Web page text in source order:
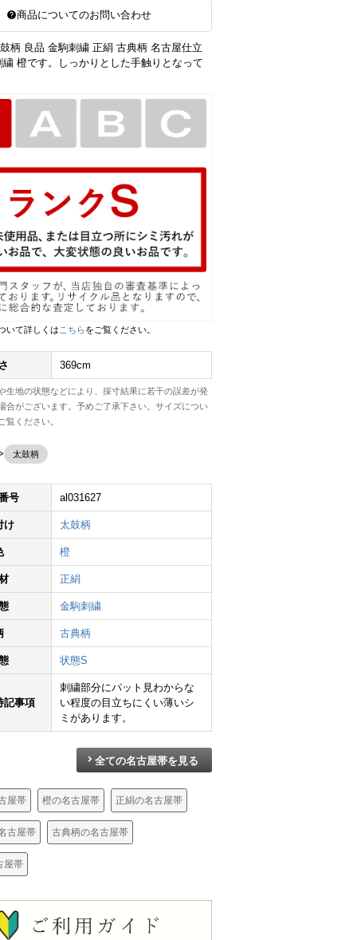
商品についてのお問い合わせ
柄 良品 金駒刺繍 正絹 古典柄 名古屋仕立
橙です。しっかりとした手触りとなって
いて詳しくは こちらをご覧ください。
369cm
生地の状態などにより、採寸結果に若干の誤差が発
合がございます。予めご了承下さい。サイズについ
覧ください。
太鼓柄
号 al031627
け 太鼓柄
橙
正絹
金駒刺繍
古典柄
状態S
記事項
刺繍部分にパット見わからな
い程度の目立ちにくい薄いシ
ミがあります。
全ての名古屋帯を見る
屋帯 橙の名古屋帯 正絹の名古屋帯
古屋帯 古典柄の名古屋帯
屋帯
名古屋帯 六通柄 正絹 流水・波柄 名古屋仕立て なごや帯 リサイクル帯 帯 クリーム
4,690 ¥